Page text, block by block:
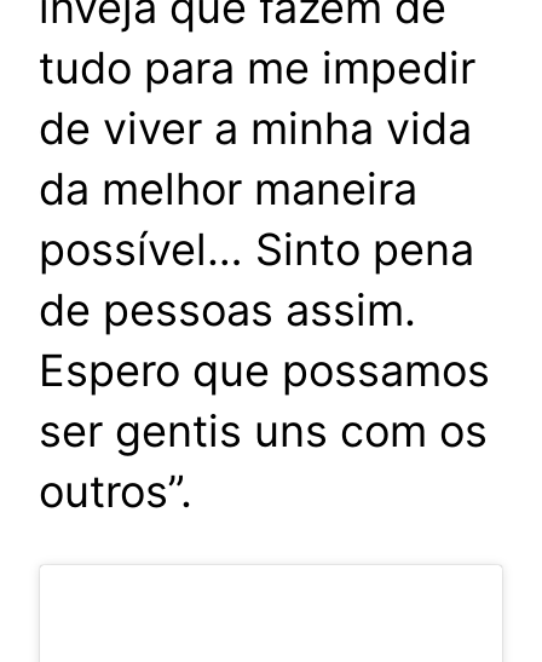
tudo para me impedir
de viver a minha vida
da melhor maneira
possível… Sinto pena
de pessoas assim.
Espero que possamos
ser gentis uns com os
outros”.